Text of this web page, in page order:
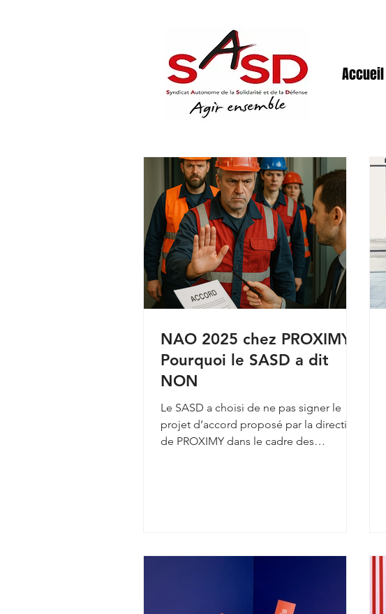
Accueil
NAO 2025 chez PROXIMY :
Pourquoi le SASD a dit
NON
Le SASD a choisi de ne pas signer le
projet d’accord proposé par la direction
de PROXIMY dans le cadre des